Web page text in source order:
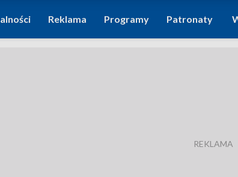
Reklama Programy Patronaty